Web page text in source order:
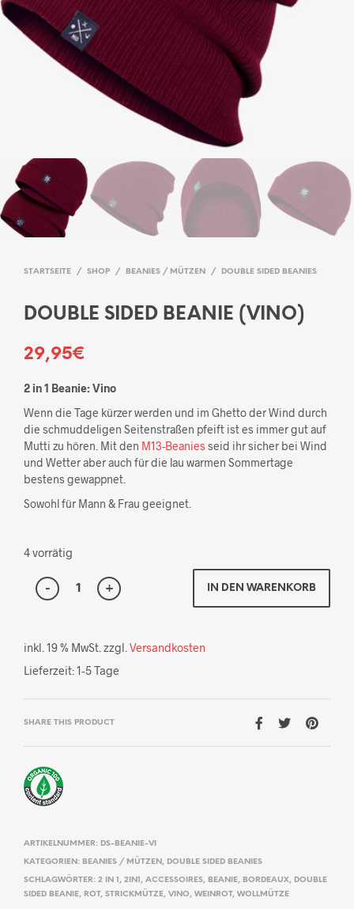
STARTSEITE / SHOP / BEANIES / MÜTZEN / DOUBLE SIDED BEANIES
DOUBLE SIDED BEANIE (VINO)
29,95€
2 in 1 Beanie: Vino
Wenn die Tage kürzer werden und im Ghetto der Wind durch
die schmuddeligen Seitenstraßen pfeift ist es immer gut auf
Mutti zu hören. Mit den M13-Beanies seid ihr sicher bei Wind
und Wetter aber auch für die lau warmen Sommertage
bestens gewappnet.
Sowohl für Mann & Frau geeignet.
4 vorrätig
IN DEN WARENKORB
inkl. 19 % MwSt. zzgl. Versandkosten
Lieferzeit:1-5 Tage
SHARE THIS PRODUCT
ARTIKELNUMMER: DS-BEANIE-VI
KATEGORIEN: BEANIES / MÜTZEN , DOUBLE SIDED BEANIES
SCHLAGWÖRTER: 2 IN 1 , 2IN1 , ACCESSOIRES, BEANIE, BORDEAUX, DOUBLE
SIDED BEANIE, ROT, STRICKMÜTZE, VINO, WEINROT, WOLLMÜTZE